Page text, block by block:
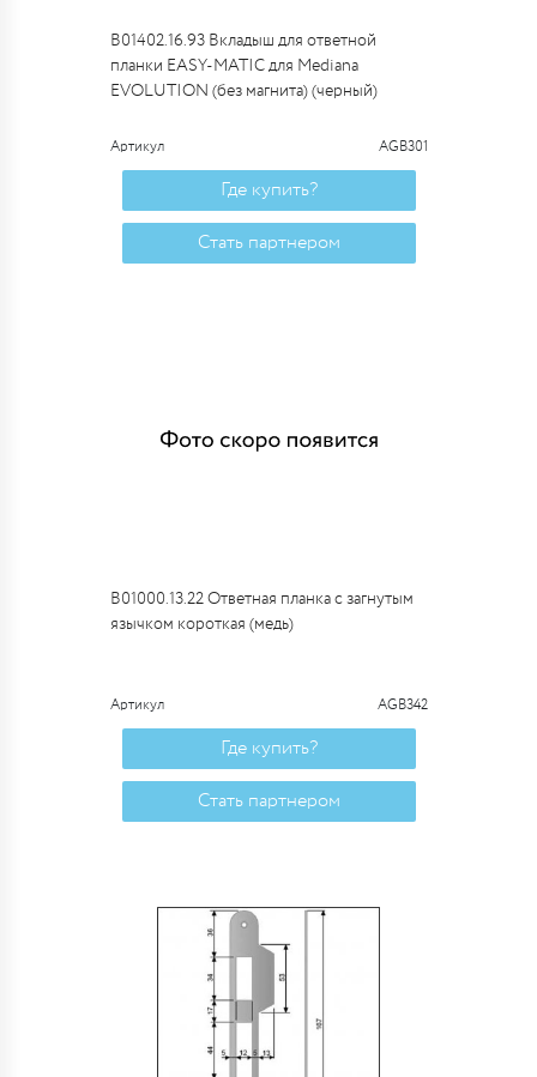
B01402.16.93 Вкладыш для ответной
планки EASY-MATIC для Mediana
EVOLUTION (без магнита) (черный)
Артикул AGB301
Где купить?
Стать партнером
B01000.13.22 Ответная планка с загнутым
язычком короткая (медь)
Артикул AGB342
Где купить?
Стать партнером